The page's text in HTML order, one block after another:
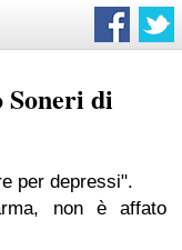
Soneri di
per depressi".
, non è affato